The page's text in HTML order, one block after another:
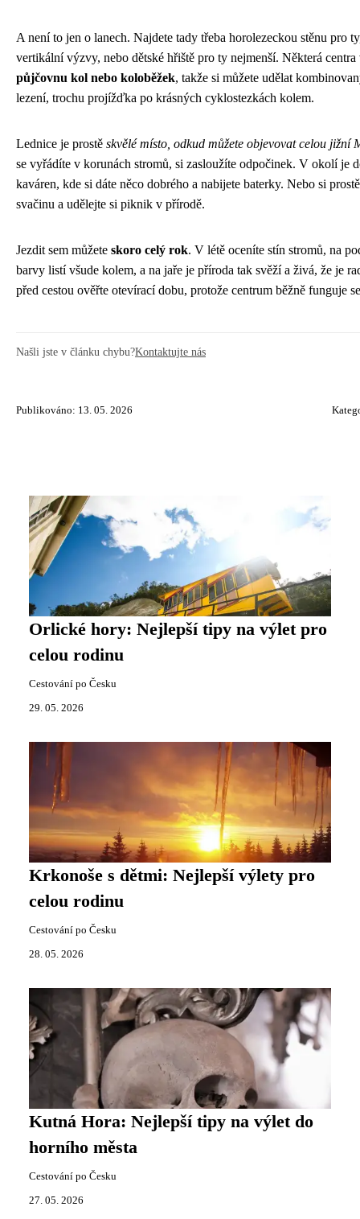
A není to jen o lanech. Najdete tady třeba horolezeckou stěnu pro
vertikální výzvy, nebo dětské hřiště pro ty nejmenší. Některá
půjčovnu kol nebo koloběžek, takže si můžete udělat
lezení, trochu projížďka po krásných cyklostezkách kolem.
Lednice je prostě skvělé místo, odkud můžete objevovat celou jižní
se vyřádíte v korunách stromů, si zasloužíte odpočinek. V okolí je
kaváren, kde si dáte něco dobrého a nabijete baterky. Nebo si
svačinu a udělejte si piknik v přírodě.
Jezdit sem můžete skoro celý rok. V létě oceníte stín stromů, na
barvy listí všude kolem, a na jaře je příroda tak svěží a živá, že je
před cestou ověřte otevírací dobu, protože centrum běžně funguje
Našli jste v článku chybu?Kontaktujte nás
Publikováno: 13. 05. 2026
Orlické hory: Nejlepší tipy na výlet pro
celou rodinu
Cestování po Česku
29. 05. 2026
Krkonoše s dětmi: Nejlepší výlety pro
celou rodinu
Cestování po Česku
28. 05. 2026
Kutná Hora: Nejlepší tipy na výlet do
horního města
Cestování po Česku
27. 05. 2026